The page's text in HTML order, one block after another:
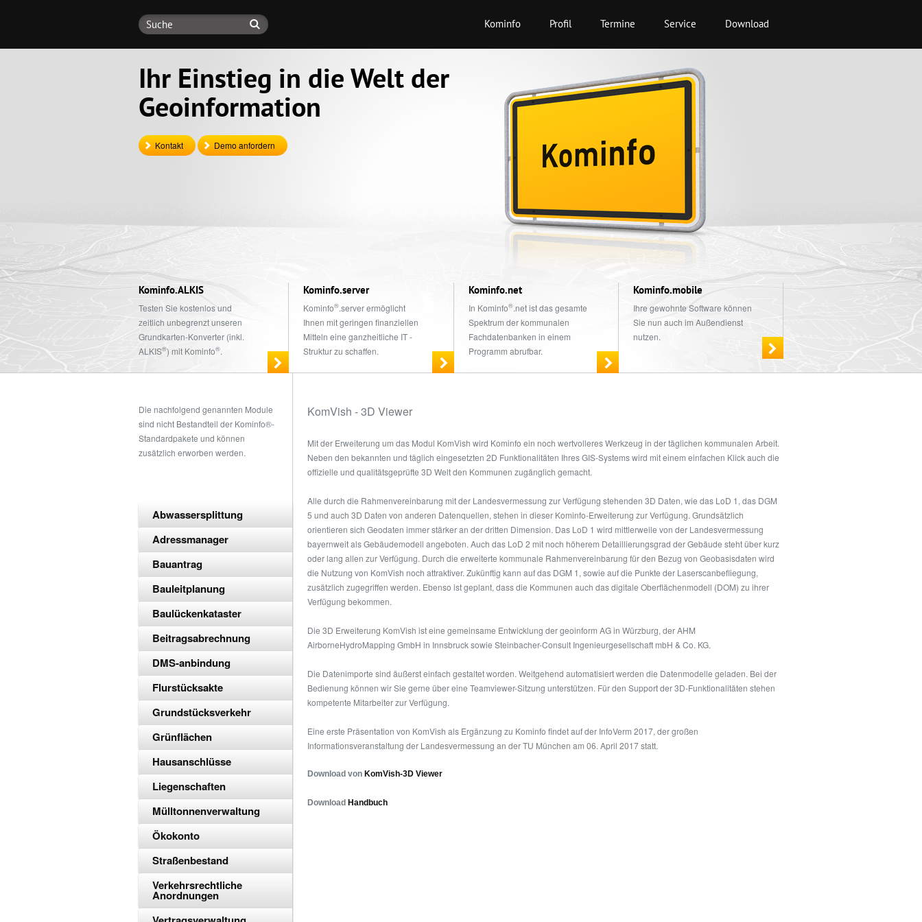
Kominfo Profil Termine Service Download
Ihr Einstieg in die Welt der
Geoinformation
Kontakt Demo anfordern
Kominfo.ALKIS
Testen Sie kostenlos und
zeitlich unbegrenzt unseren
Grundkarten-Konverter (inkl.
ALKIS®) mit Kominfo®.
Kominfo.server
Kominfo®.server ermöglicht
Ihnen mit geringen finanziellen
Mitteln eine ganzheitliche IT -
Struktur zu schaffen.
Kominfo.net
In Kominfo®.net ist das gesamte
Spektrum der kommunalen
Fachdatenbanken in einem
Programm abrufbar.
Kominfo.mobile
Ihre gewohnte Software können
Sie nun auch im Außendienst
nutzen.
Die nachfolgend genannten Module
sind nicht Bestandteil der Kominfo®-
Standardpakete und können
zusätzlich erworben werden.
Abwassersplittung
Adressmanager
Bauantrag
Bauleitplanung
Baulückenkataster
Beitragsabrechnung
DMS-anbindung
Flurstücksakte
Grundstücksverkehr
Grünflächen
Hausanschlüsse
Liegenschaften
Mülltonnenverwaltung
Ökokonto
Straßenbestand
Verkehrsrechtliche
Anordnungen
KomVish - 3D Viewer
Mit der Erweiterung um das Modul KomVish wird Kominfo ein noch wertvolleres Werkzeug in der täglichen kommunalen Arbeit.
Neben den bekannten und täglich eingesetzten 2D Funktionalitäten Ihres GIS-Systems wird mit einem einfachen Klick auch die
offizielle und qualitätsgeprüfte 3D Welt den Kommunen zugänglich gemacht.
Alle durch die Rahmenvereinbarung mit der Landesvermessung zur Verfügung stehenden 3D Daten, wie das LoD 1, das DGM
5 und auch 3D Daten von anderen Datenquellen, stehen in dieser Kominfo-Erweiterung zur Verfügung. Grundsätzlich
orientieren sich Geodaten immer stärker an der dritten Dimension. Das LoD 1 wird mittlerweile von der Landesvermessung
bayernweit als Gebäudemodell angeboten. Auch das LoD 2 mit noch höherem Detaillierungsgrad der Gebäude steht über kurz
oder lang allen zur Verfügung. Durch die erweiterte kommunale Rahmenvereinbarung für den Bezug von Geobasisdaten wird
die Nutzung von KomVish noch attraktiver. Zukünftig kann auf das DGM 1, sowie auf die Punkte der Laserscanbefliegung,
zusätzlich zugegriffen werden. Ebenso ist geplant, dass die Kommunen auch das digitale Oberflächenmodell (DOM) zu ihrer
Verfügung bekommen.
Die 3D Erweiterung KomVish ist eine gemeinsame Entwicklung der geoinform AG in Würzburg, der AHM
AirborneHydroMapping GmbH in Innsbruck sowie Steinbacher-Consult Ingenieurgesellschaft mbH & Co. KG.
Die Datenimporte sind äußerst einfach gestaltet worden. Weitgehend automatisiert werden die Datenmodelle geladen. Bei der
Bedienung können wir Sie gerne über eine Teamviewer-Sitzung unterstützen. Für den Support der 3D-Funktionalitäten stehen
kompetente Mitarbeiter zur Verfügung.
Eine erste Präsentation von KomVish als Ergänzung zu Kominfo findet auf der InfoVerm 2017, der großen
Informationsveranstaltung der Landesvermessung an der TU München am 06. April 2017 statt.
Download von KomVish-3D Viewer
Download Handbuch